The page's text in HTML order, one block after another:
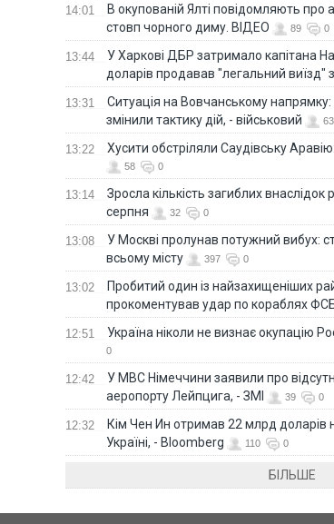
14:01
В окупованій Ялті повідомляють про
стовп чорного диму. ВІДЕО
89 0
13:44
У Харкові ДБР затримало капітана
доларів продавав "легальний виїзд"
13:31
Ситуація на Вовчанському напрямку:
змінили тактику дій, - військовий
63
13:22 Хусити обстріляли Саудівську
58 0
13:14
Зросла кількість загиблих внаслідок
серпня
32 0
13:08
У Москві пролунав потужний вибух:
всьому місту
397 0
13:02
Пробитий один із найзахищеніших
прокоментував удар по кораблях
12:51 Україна ніколи не визнає окупацію
0
12:42
У МВС Німеччини заявили про
аеропорту Лейпцига, - ЗМІ
39 0
12:32
Кім Чен Ин отримав 22 млрд доларів
Україні, - Bloomberg
110 0
БІЛЬШЕ